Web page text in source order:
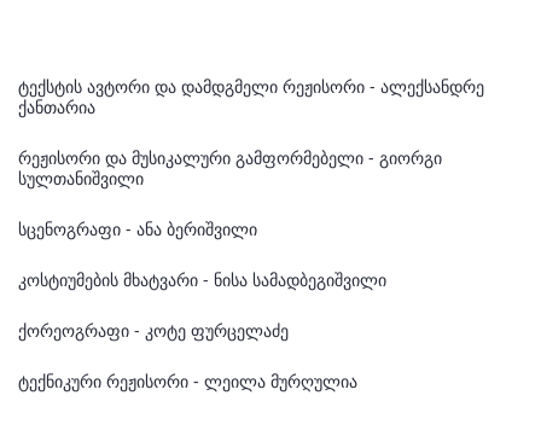
ტექსტის ავტორი და დამდგმელი რეჟისორი - ალექსანდრე
ქანთარია
რეჟისორი და მუსიკალური გამფორმებელი - გიორგი
სულთანიშვილი
სცენოგრაფი - ანა ბერიშვილი
კოსტიუმების მხატვარი - ნისა სამადბეგიშვილი
ქორეოგრაფი - კოტე ფურცელაძე
ტექნიკური რეჟისორი - ლეილა მურღულია